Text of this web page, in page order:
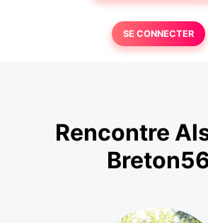
SE CONNECTER
Rencontre